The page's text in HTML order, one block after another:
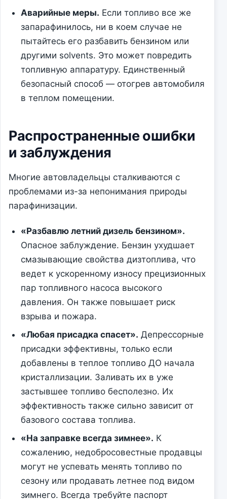
Аварийные меры. Если топливо все же
запарафинилось, ни в коем случае не
пытайтесь его разбавить бензином или
другими solvents. Это может повредить
топливную аппаратуру. Единственный
безопасный способ — отогрев автомобиля
в теплом помещении.
Распространенные ошибки
и заблуждения
Многие автовладельцы сталкиваются с
проблемами из-за непонимания природы
парафинизации.
«Разбавлю летний дизель бензином».
Опасное заблуждение. Бензин ухудшает
смазывающие свойства дизтоплива, что
ведет к ускоренному износу прецизионных
пар топливного насоса высокого
давления. Он также повышает риск
взрыва и пожара.
«Любая присадка спасет». Депрессорные
присадки эффективны, только если
добавлены в теплое топливо ДО начала
кристаллизации. Заливать их в уже
застывшее топливо бесполезно. Их
эффективность также сильно зависит от
базового состава топлива.
«На заправке всегда зимнее». К
сожалению, недобросовестные продавцы
могут не успевать менять топливо по
сезону или продавать летнее под видом
зимнего. Всегда требуйте паспорт